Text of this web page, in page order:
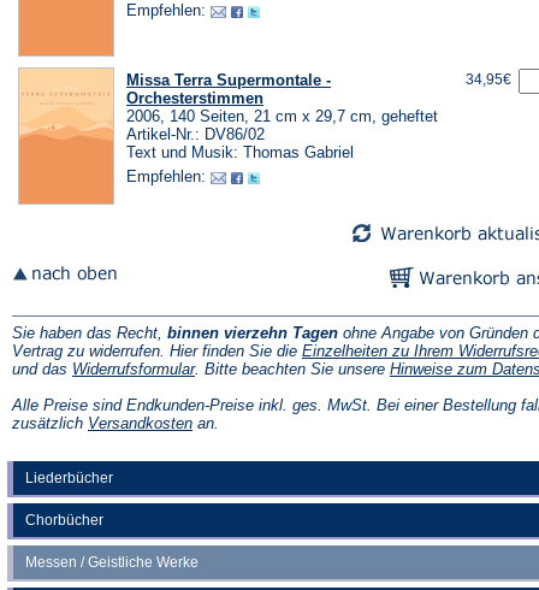
Liederbücher
Chorbücher
Messen / Geistliche Werke
Empfehlen:
Missa Terra Supermontale -
Orchesterstimmen
2006, 140 Seiten, 21 cm x 29,7 cm, geheftet
Artikel-Nr.: DV86/02
Text und Musik: Thomas Gabriel
Empfehlen:
34,95€
Sie haben das Recht, binnen vierzehn Tagen ohne Angabe von Gründen
Vertrag zu widerrufen. Hier finden Sie die Einzelheiten zu Ihrem
und das Widerrufsformular(Öffnet
einem
neuen
. Bitte beachten Sie unsere Hinweise zum
Alle Preise sind Endkunden-Preise inkl. ges. MwSt. Bei einer Bestellung
zusätzlich Versandkosten(Öffnet
an.